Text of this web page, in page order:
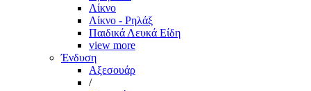
Λίκνο
Λίκνο - Ρηλάξ
Παιδικά Λευκά Είδη
view more
Ένδυση
Αξεσουάρ
/